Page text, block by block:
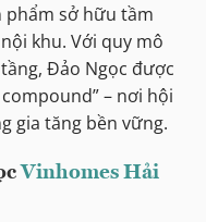
phẩm sở hữu tầm
khu. Với quy mô
Đảo Ngọc được
– nơi hội
gia tăng bền vững.
Vinhomes Hải